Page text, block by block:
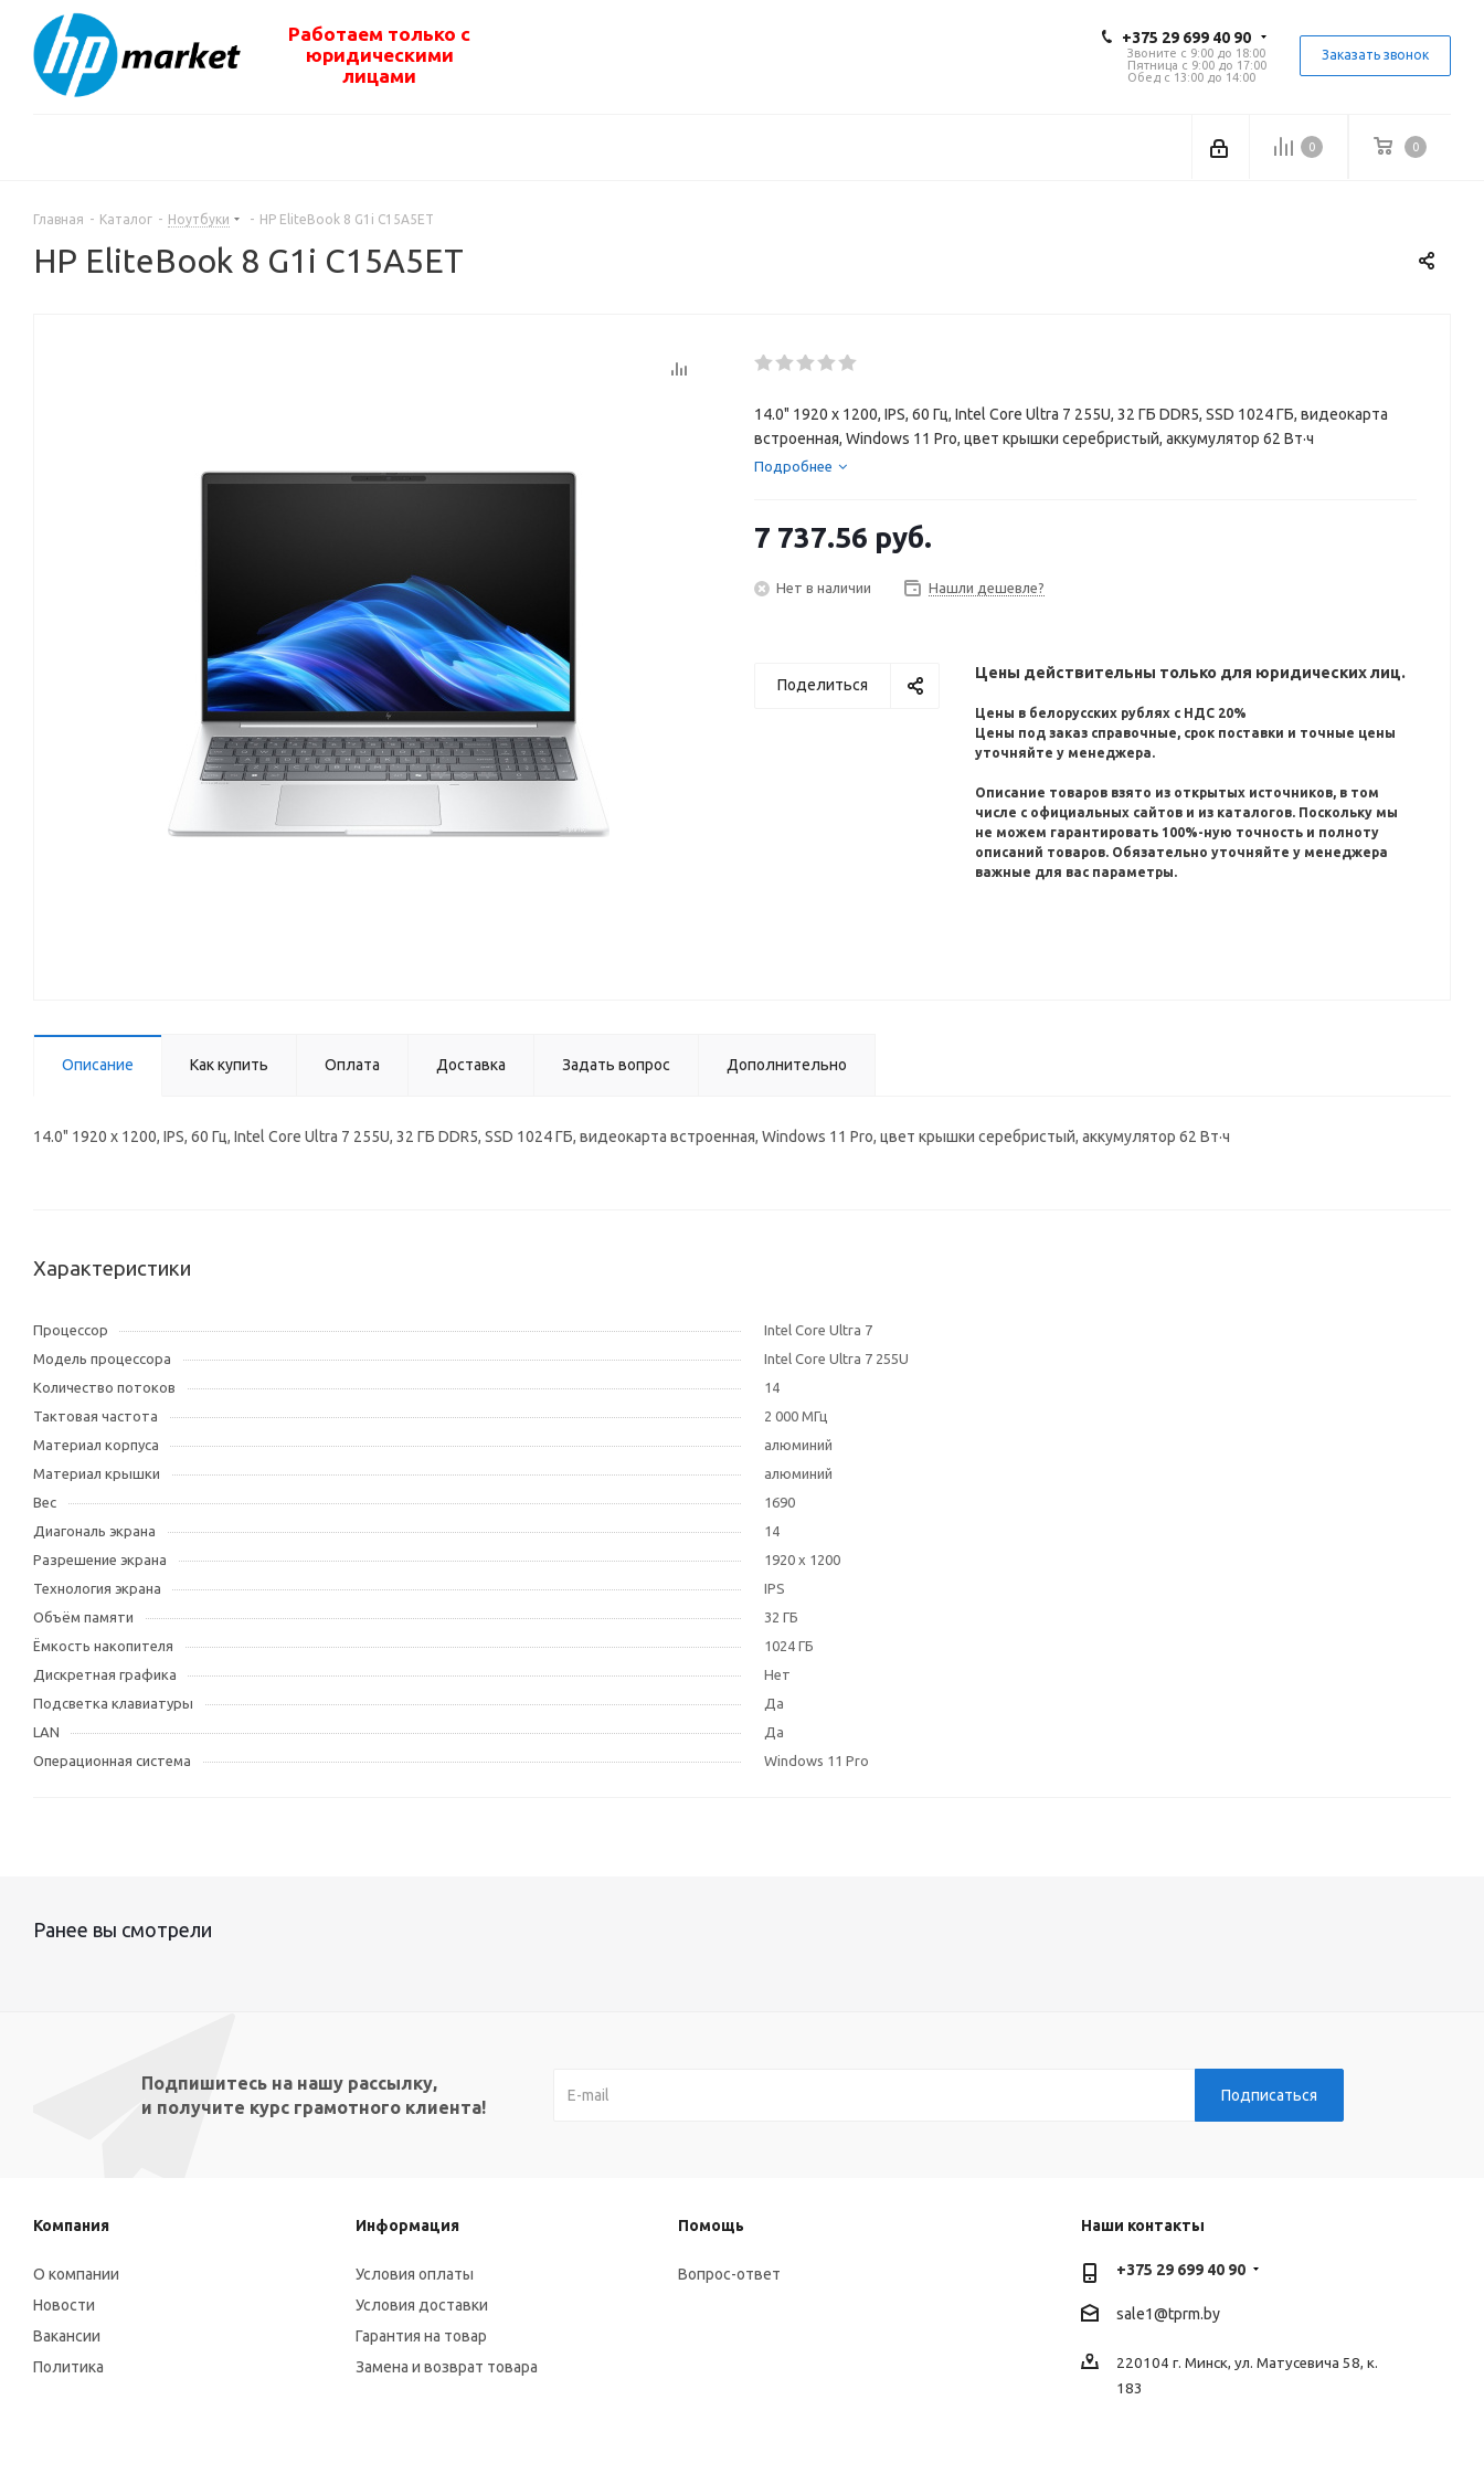
Работаем только с
юридическими
лицами
+375 29 699 40 90
Звоните с 9:00 до 18:00
Пятница с 9:00 до 17:00
Обед с 13:00 до 14:00
Заказать звонок
0 0
Главная - Каталог - Ноутбуки - HP EliteBook 8 G1i C15A5ET
HP EliteBook 8 G1i C15A5ET
14.0" 1920 x 1200, IPS, 60 Гц, Intel Core Ultra 7 255U, 32 ГБ DDR5, SSD 1024 ГБ, видеокарта
встроенная, Windows 11 Pro, цвет крышки серебристый, аккумулятор 62 Вт·ч
Подробнее
7 737.56 руб.
Нет в наличии Нашли дешевле?
Поделиться
Цены действительны только для юридических лиц.
Цены в белорусских рублях с НДС 20%
Цены под заказ справочные, срок поставки и точные цены
уточняйте у менеджера.
Описание товаров взято из открытых источников, в том
числе с официальных сайтов и из каталогов. Поскольку мы
не можем гарантировать 100%-ную точность и полноту
описаний товаров. Обязательно уточняйте у менеджера
важные для вас параметры.
Описание Как купить Оплата Доставка Задать вопрос Дополнительно
14.0" 1920 x 1200, IPS, 60 Гц, Intel Core Ultra 7 255U, 32 ГБ DDR5, SSD 1024 ГБ, видеокарта встроенная, Windows 11 Pro, цвет крышки серебристый, аккумулятор 62 Вт·ч
Характеристики
Процессор
Intel Core Ultra 7
Модель процессора
Intel Core Ultra 7 255U
Количество потоков
14
Тактовая частота
2 000 МГц
Материал корпуса
алюминий
Материал крышки
алюминий
Вес
1690
Диагональ экрана
14
Разрешение экрана
1920 x 1200
Технология экрана
IPS
Объём памяти
32 ГБ
Ёмкость накопителя
1024 ГБ
Дискретная графика
Нет
Подсветка клавиатуры
Да
LAN
Да
Операционная система
Windows 11 Pro
Ранее вы смотрели
Подпишитесь на нашу рассылку,
и получите курс грамотного клиента!
Компания
О компании
Новости
Вакансии
Политика
Информация
Условия оплаты
Условия доставки
Гарантия на товар
Замена и возврат товара
Помощь
Вопрос-ответ
Наши контакты
+375 29 699 40 90
sale1@tprm.by
220104 г. Минск, ул. Матусевича 58, к.
183